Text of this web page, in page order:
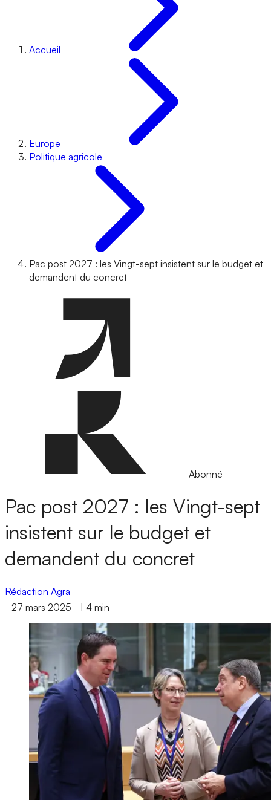
Accueil
Europe
Politique agricole
Pac post 2027 : les Vingt-sept insistent sur le budget et
demandent du concret
Abonné
Pac post 2027 : les Vingt-sept
insistent sur le budget et
demandent du concret
Rédaction Agra
- 27 mars 2025 - 4 min